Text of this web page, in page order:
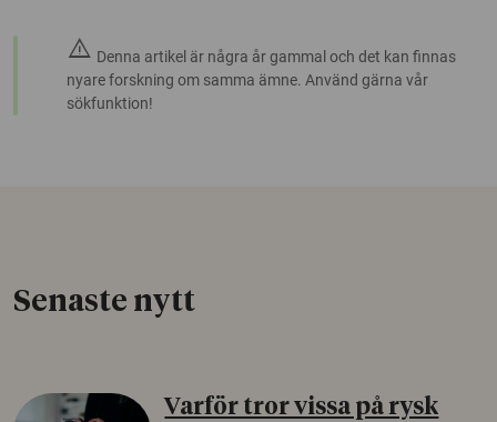
warning Denna artikel är några år gammal och det kan finnas
nyare forskning om samma ämne. Använd gärna vår
sökfunktion!
Senaste nytt
Varför tror vissa på rysk